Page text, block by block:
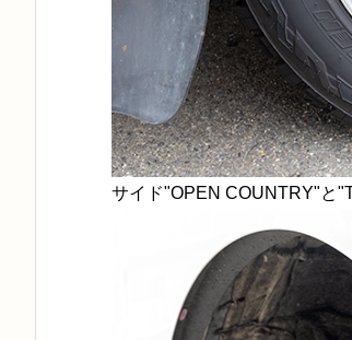
サイド"OPEN COUNTRY"と